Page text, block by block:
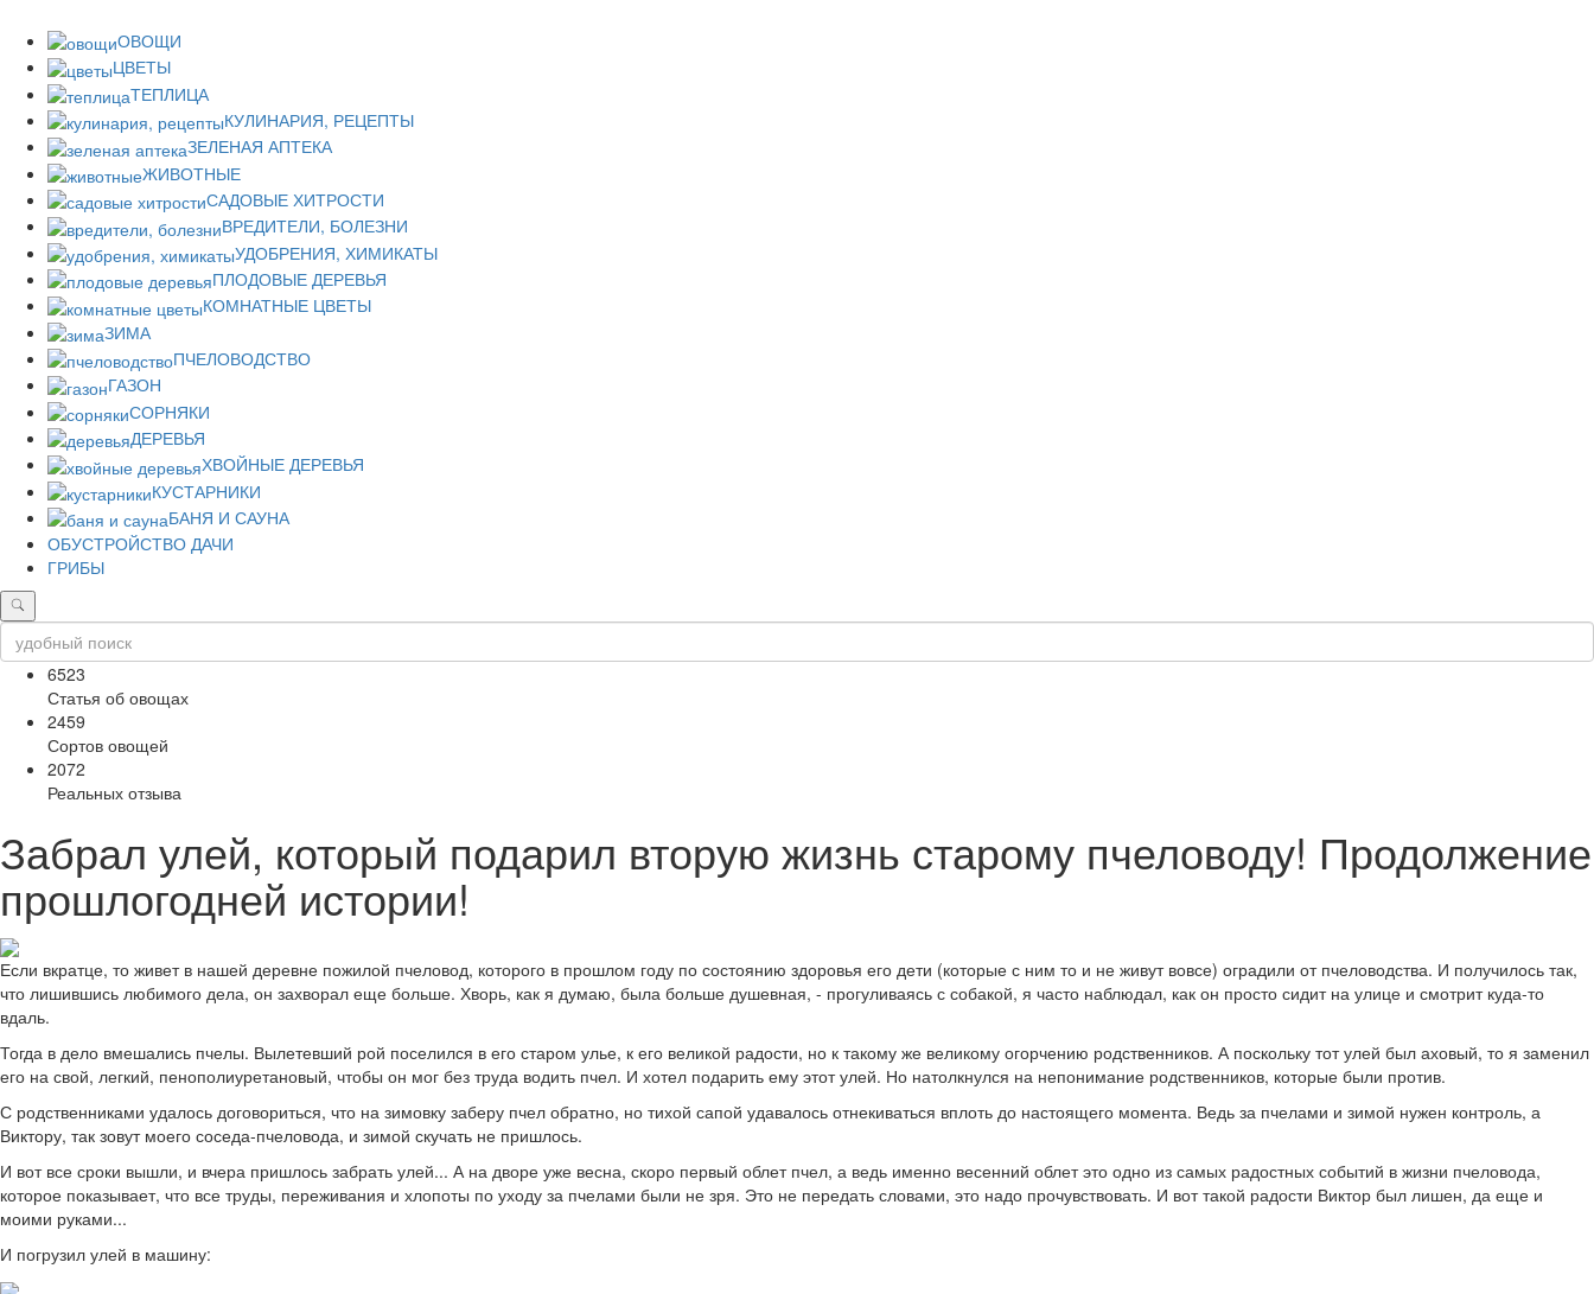
ОВОЩИ
ЦВЕТЫ
ТЕПЛИЦА
КУЛИНАРИЯ, РЕЦЕПТЫ
ЗЕЛЕНАЯ АПТЕКА
ЖИВОТНЫЕ
САДОВЫЕ ХИТРОСТИ
ВРЕДИТЕЛИ, БОЛЕЗНИ
УДОБРЕНИЯ, ХИМИКАТЫ
ПЛОДОВЫЕ ДЕРЕВЬЯ
КОМНАТНЫЕ ЦВЕТЫ
ЗИМА
ПЧЕЛОВОДСТВО
ГАЗОН
СОРНЯКИ
ДЕРЕВЬЯ
ХВОЙНЫЕ ДЕРЕВЬЯ
КУСТАРНИКИ
БАНЯ И САУНА
ОБУСТРОЙСТВО ДАЧИ
ГРИБЫ
6523
Статья об овощах
2459
Сортов овощей
2072
Реальных отзыва
Забрал улей, который подарил вторую жизнь старому пчеловоду! Продолжение
прошлогодней истории!
Если вкратце, то живет в нашей деревне пожилой пчеловод, которого в прошлом году по состоянию здоровья его дети (которые с ним то и не живут вовсе) оградили от пчеловодства. И получилось так,
что лишившись любимого дела, он захворал еще больше. Хворь, как я думаю, была больше душевная, - прогуливаясь с собакой, я часто наблюдал, как он просто сидит на улице и смотрит куда-то
вдаль.
Тогда в дело вмешались пчелы. Вылетевший рой поселился в его старом улье, к его великой радости, но к такому же великому огорчению родственников. А поскольку тот улей был аховый, то я заменил
его на свой, легкий, пенополиуретановый, чтобы он мог без труда водить пчел. И хотел подарить ему этот улей. Но натолкнулся на непонимание родственников, которые были против.
С родственниками удалось договориться, что на зимовку заберу пчел обратно, но тихой сапой удавалось отнекиваться вплоть до настоящего момента. Ведь за пчелами и зимой нужен контроль, а
Виктору, так зовут моего соседа-пчеловода, и зимой скучать не пришлось.
И вот все сроки вышли, и вчера пришлось забрать улей... А на дворе уже весна, скоро первый облет пчел, а ведь именно весенний облет это одно из самых радостных событий в жизни пчеловода,
которое показывает, что все труды, переживания и хлопоты по уходу за пчелами были не зря. Это не передать словами, это надо прочувствовать. И вот такой радости Виктор был лишен, да еще и
моими руками...
И погрузил улей в машину: